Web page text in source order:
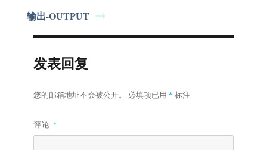
输出-OUTPUT
发表回复
您的邮箱地址不会被公开。 必填项已用 * 标注
评论 *